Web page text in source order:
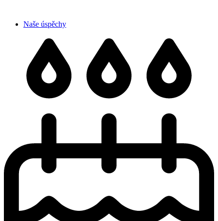
Naše úspěchy